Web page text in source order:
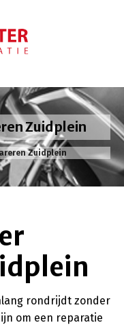
Zuidplein
Zuidplein
rondrijdt zonder
om een reparatie